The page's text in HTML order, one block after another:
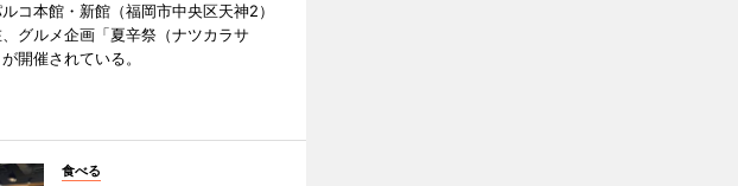
コ本館・新館（福岡市中央区天神2）
グルメ企画「夏辛祭（ナツカラサ
開催されている。
食べる